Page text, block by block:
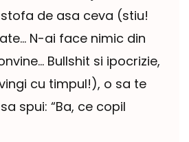
de asa ceva (stiu!
N-ai face nimic din
Bullshit si ipocrizie,
cu timpul!), o sa te
spui: “Ba, ce copil